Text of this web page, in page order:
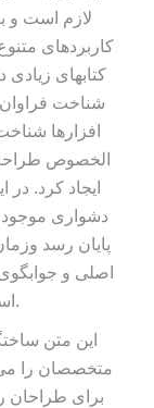
لازم است و
کاربردهای
کتابهای
شناخت
افزارها
الخصوص
ایجاد کرد.
دشواری موجود
پایان رسد
اصلی و
اساسا مورد استفاده قرار گیرد.
این متن
متخصصان را می
برای طراحان